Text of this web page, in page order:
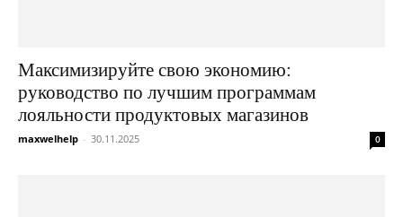
Максимизируйте свою экономию:
руководство по лучшим программам
лояльности продуктовых магазинов
maxwelhelp - 30.11.2025 0